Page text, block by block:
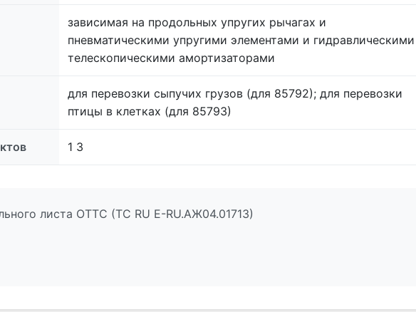
зависимая на продольных упругих рычагах и
пневматическими упругими элементами и гидравлическими
телескопическими амортизаторами
для перевозки сыпучих грузов (для 85792); для перевозки
птицы в клетках (для 85793)
1 3
листа ОТТС (ТС RU Е-RU.АЖ04.01713)